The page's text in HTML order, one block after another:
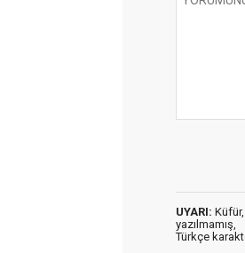
UYARI:
yazılmamış,
Türkçe